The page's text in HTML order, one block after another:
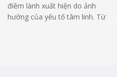
điềm lành xuất hiện do ảnh
hưởng của yếu tố tâm linh. Từ